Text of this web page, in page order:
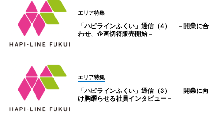
エリア特集
「ハピラインふくい」通信（4） －開業に合
わせ、企画切符販売開始－
エリア特集
「ハピラインふくい」通信（3） －開業に向
け胸躍らせる社員インタビュー－